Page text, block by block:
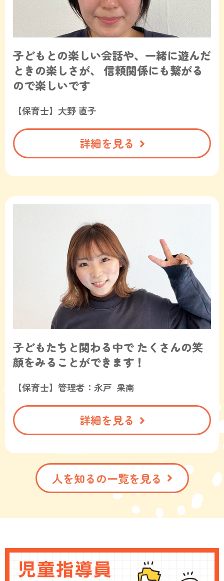
子どもとの楽しい会話や、一緒に遊んだ
ときの楽しさが、
信頼関係にも繋がる
ので楽しいです
【保育士】大野 直子
詳細を見る
子どもたちと関わる中で たくさんの笑
顔をみることができます！
【保育士】管理者：永戸 果南
詳細を見る
人を知るの一覧を見る